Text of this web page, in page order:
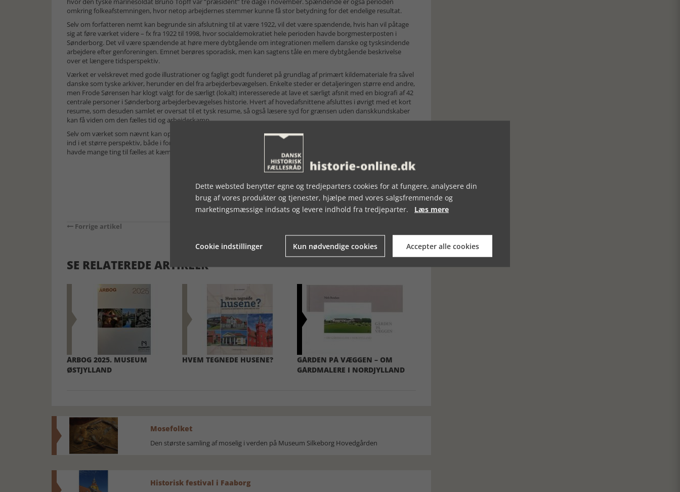
omkring folkeafstemningen, hvor netop arbejdernes stemmer kunne få stor betydning for det endelige resultat.
Selv om forfatteren nemt kan begrunde sin afslutning til at være 1922, vil det være spændende, hvis han vil påtage
sig at føre værket videre – fx fra 1922 til 1998, hvor socialdemokratiet hele perioden havde borgmesterposten i
Sønderborg. Det vil være spændende at høre mere dybtgående om integrationen mellem danske og tysksindende
arbejdere efter genforeningen. Emnet berøres sporadisk, men kan sagtens tåle en mere dybtgående beskrivelse
over et længere tidsperspektiv.
Værket er velskrevet med gode illustrationer og fagligt godt funderet på grundlag af primært kildemateriale fra såvel
danske som tyske arkiver, herunder en del fra arbejderbevægelsen. Enkelte steder er detaljeringen større end andre,
men Frode Sørensen har klogt valgt for de særligt (lokalt) interesserede at lave et særligt afsnit med en biografi af 42
centrale personer i Sønderborg arbejderbevægelses historie. Hvert af hovedafsnittene afsluttes i øvrigt med et kort
resume, som desuden samlet er oversat til et tysk resume, så også læsere syd for grænsen uden danskkundskaber
kan få viden om den fælles tid og arbejderkamp.
Selv om værket som nævnt kan opfattes som meget lokalhistorisk, formår Frode Sørensen alligevel at få sat temaet
ind i et større perspektiv, både i forhold til de nationale konflikter og i forhold til at arbejdere uanset nationalt sind
havde mange ting til fælles at kæmpe for i den beskrevne periode. Vi ser frem til bind 2!
Forrige artikel
SE RELATEREDE ARTIKLER
ÅRBOG 2025. MUSEUM
ØSTJYLLAND
HVEM TEGNEDE HUSENE?
GÅRDEN PÅ VÆGGEN – OM
GÅRDMALERE I NORDJYLLAND
Mosefolket
Den største samling af moselig i verden på Museum Silkeborg Hovedgården
Historisk festival i Faaborg
Dette websted benytter egne og tredjeparters cookies for at fungere, analysere din
brug af vores produkter og tjenester, hjælpe med vores salgsfremmende og
marketingsmæssige indsats og levere indhold fra tredjeparter. Læs mere
Cookie indstillinger Kun nødvendige cookies Accepter alle cookies